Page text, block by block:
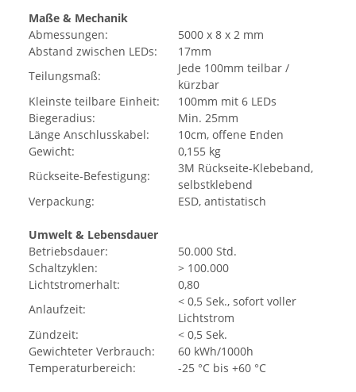
Maße & Mechanik
Abmessungen:
5000 x 8 x 2 mm
Abstand zwischen LEDs:
17mm
Teilungsmaß:
Jede 100mm teilbar /
kürzbar
Kleinste teilbare Einheit:
100mm mit 6 LEDs
Biegeradius:
Min. 25mm
Länge Anschlusskabel:
10cm, offene Enden
Gewicht:
0,155 kg
Rückseite-Befestigung:
3M Rückseite-Klebeband,
selbstklebend
Verpackung:
ESD, antistatisch
Umwelt & Lebensdauer
Betriebsdauer:
50.000 Std.
Schaltzyklen:
> 100.000
Lichtstromerhalt:
0,80
Anlaufzeit:
< 0,5 Sek., sofort voller
Lichtstrom
Zündzeit:
< 0,5 Sek.
Gewichteter Verbrauch:
60 kWh/1000h
Temperaturbereich:
-25 °C bis +60 °C